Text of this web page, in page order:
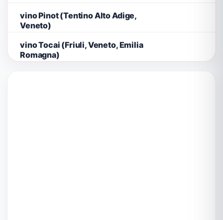
vino Pinot (Tentino Alto Adige,
Veneto)
vino Tocai (Friuli, Veneto, Emilia
Romagna)